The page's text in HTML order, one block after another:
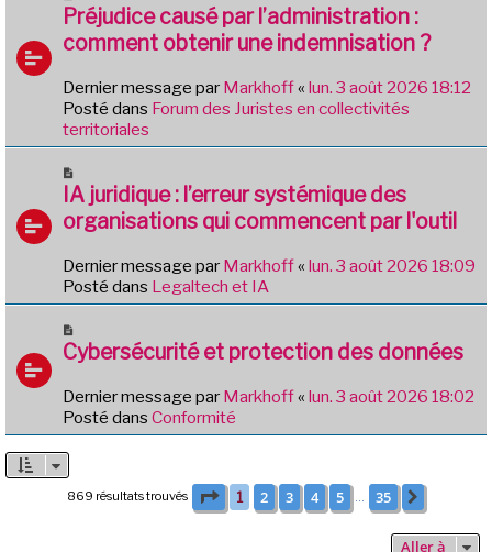
s
a
e
o
u
v
a
u
m
s
a
e
Préjudice causé par l’administration :
comment obtenir une indemnisation ?
Dernier message par Markhoff« lun. 3 août 2026 18:12
Posté dans Forum des Juristes en collectivités
territoriales
o
u
v
a
u
s
a
g
e
IA juridique : l’erreur systémique des
organisations qui commencent par l'outil
Dernier message par Markhoff« lun. 3 août 2026 18:09
Posté dans Legaltech et IA
o
u
v
e
a
e
Cybersécurité et protection des données
Dernier message par Markhoff« lun. 3 août 2026 18:02
Posté dans Conformité
869 résultats trouvés Page 1sur35
1 2 3 4 5 35
Aller à